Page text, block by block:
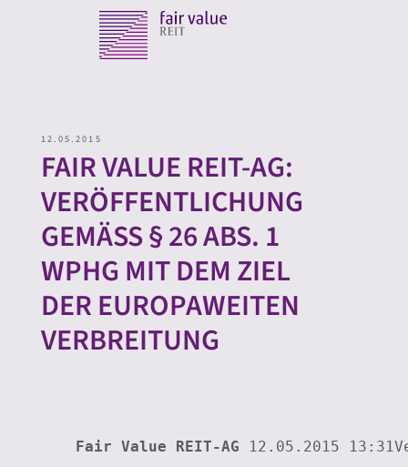
12.05.2015
FAIR VALUE REIT-AG:
VERÖFFENTLICHUNG
GEMÄSS § 26 ABS. 1 W
PHG MIT DEM ZIEL D
ER EUROPAWEITEN V
ERBREITUNG
Fair Value REIT-AG 12.05.2015